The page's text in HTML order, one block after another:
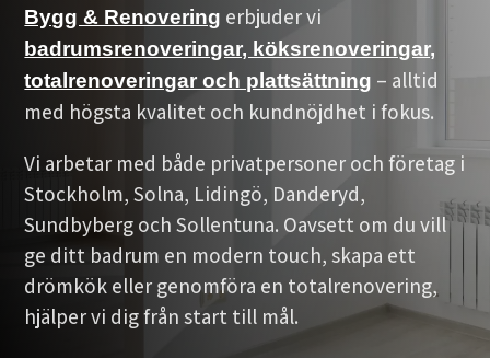
Bygg & Renovering erbjuder vi
badrumsrenoveringar, köksrenoveringar,
totalrenoveringar och plattsättning – alltid
med högsta kvalitet och kundnöjdhet i fokus.
Vi arbetar med både privatpersoner och företag i
Stockholm, Solna, Lidingö, Danderyd,
Sundbyberg och Sollentuna. Oavsett om du vill
ge ditt badrum en modern touch, skapa ett
drömkök eller genomföra en totalrenovering,
hjälper vi dig från start till mål.